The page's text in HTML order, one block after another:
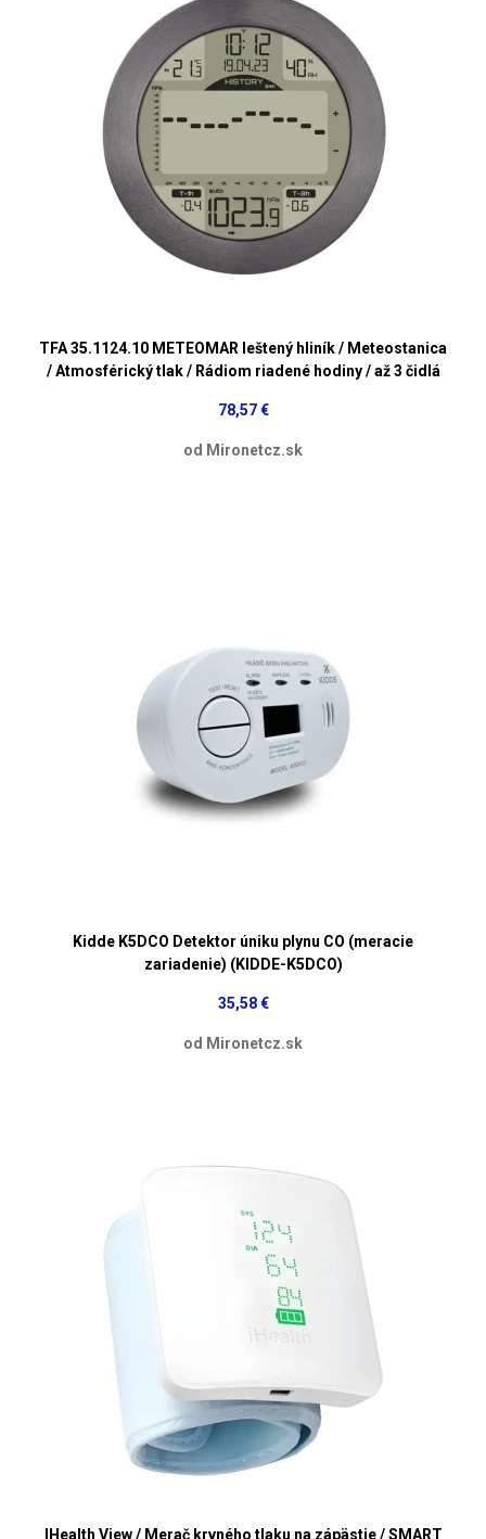
TFA 35.1124.10 METEOMAR leštený hliník / Meteostanica
/ Atmosférický tlak / Rádiom riadené hodiny / až 3 čidlá
78,57 €
od Mironetcz.sk
Kidde K5DCO Detektor úniku plynu CO (meracie
zariadenie) (KIDDE-K5DCO)
35,58 €
od Mironetcz.sk
IHealth View / Merač krvného tlaku na zápästie / SMART